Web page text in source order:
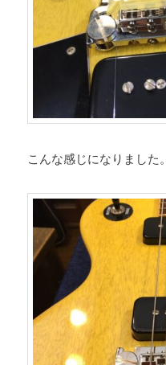
こんな感じになりました。